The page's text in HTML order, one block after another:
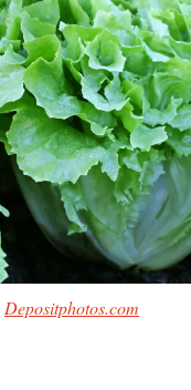
Depositphotos.com